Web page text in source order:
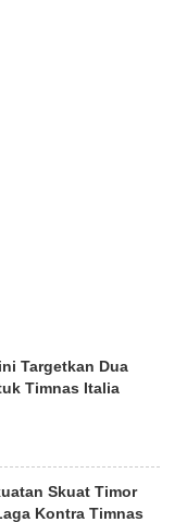
Targetkan Dua
Timnas Italia
Skuat Timor
Kontra Timnas